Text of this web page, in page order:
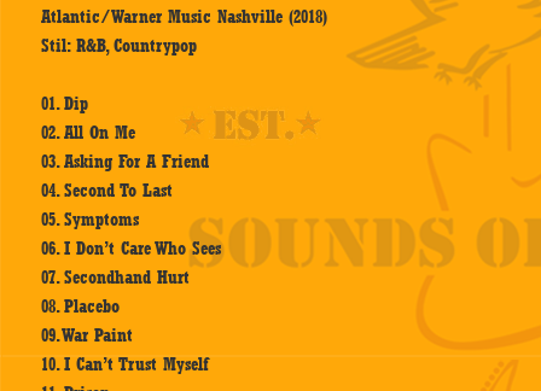
Atlantic/Warner Music Nashville (2018)
Stil: R&B, Countrypop
01. Dip
02. All On Me
03. Asking For A Friend
04. Second To Last
05. Symptoms
06. I Don’t Care Who Sees
07. Secondhand Hurt
08. Placebo
09. War Paint
10. I Can’t Trust Myself